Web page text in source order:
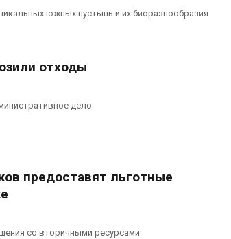
южных пустынь и их биоразнообразия
отходы
дело
предоставят льготные
со вторичными ресурсами
защиту природы на фоне